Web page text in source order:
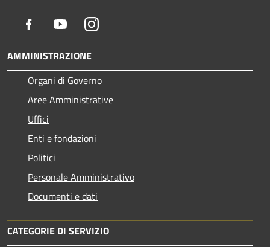
Facebook YoutubeInstagram
AMMINISTRAZIONE
Organi di Governo
Aree Amministrative
Uffici
Enti e fondazioni
Politici
Personale Amministrativo
Documenti e dati
CATEGORIE DI SERVIZIO